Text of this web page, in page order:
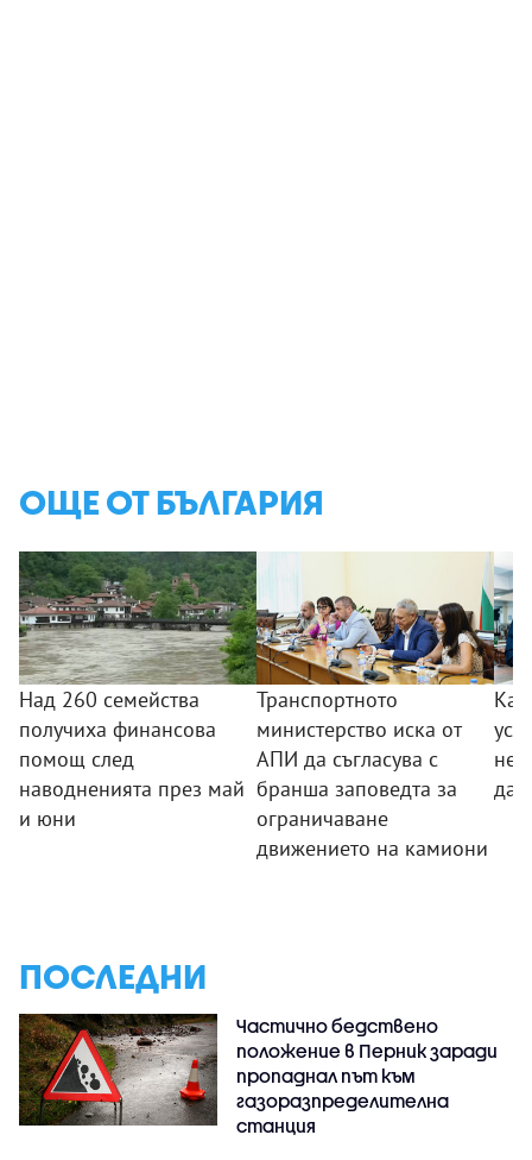
ОЩЕ ОТ БЪЛГАРИЯ
Над 260 семейства
получиха финансова
помощ след
наводненията през май
и юни
Транспортното
министерство иска от
АПИ да съгласува с
бранша заповедта за
ограничаване
движението на камиони
да
ПОСЛЕДНИ
Частично бедствено
положение в Перник заради
пропаднал път към
газоразпределителна
станция